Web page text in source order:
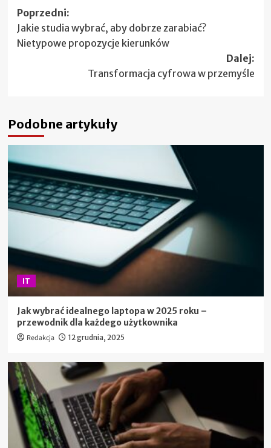
Zobacz
wpisy
Poprzedni:
Jakie studia wybrać, aby dobrze zarabiać?
Nietypowe propozycje kierunków
Dalej:
Transformacja cyfrowa w przemyśle
Podobne artykuły
IT
Jak wybrać idealnego laptopa w 2025 roku –
przewodnik dla każdego użytkownika
Redakcja 12 grudnia, 2025